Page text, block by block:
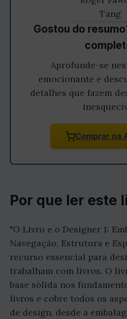
Gostou do
Aprofunde-se
emocionante e
detalhes que fazem
Comprar na
Por que ler este
"O Livro e o Designer 1:
Navegação, Estrutura e
recurso essencial para
trabalham com livros. O
base sólida nos
livros e cobre todos os
de design, desde a